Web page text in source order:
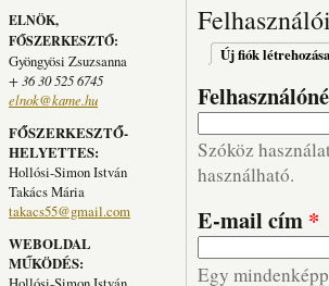
ELNÖK,
FŐSZERKESZTŐ:
Gyöngyösi Zsuzsanna
+ 36 30 525 6745
elnok@kame.hu
FŐSZERKESZTŐ-
HELYETTES:
Hollósi-Simon István
Takács Mária
takacs55@gmail.com
WEBOLDAL
MŰKÖDÉS:
Elsődleges
Új fiók létrehozása
Szóköz
használható.
E-mail cím *
Egy